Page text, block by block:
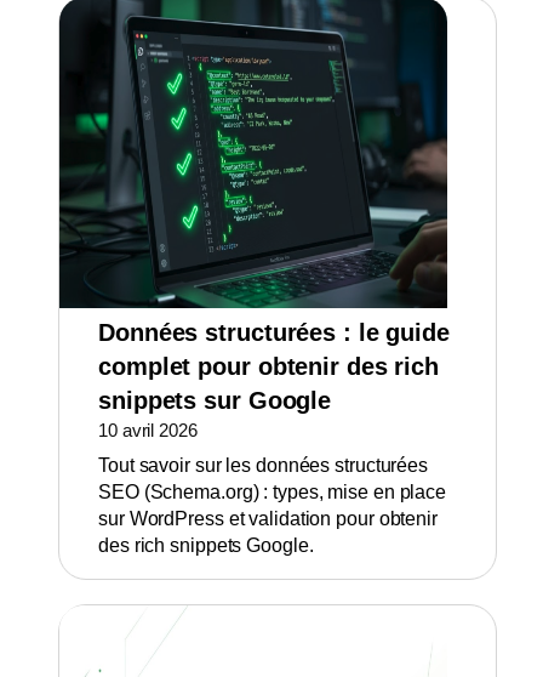
Données structurées : le guide
complet pour obtenir des rich
snippets sur Google
10 avril 2026
Tout savoir sur les données structurées
SEO (Schema.org) : types, mise en place
sur WordPress et validation pour obtenir
des rich snippets Google.